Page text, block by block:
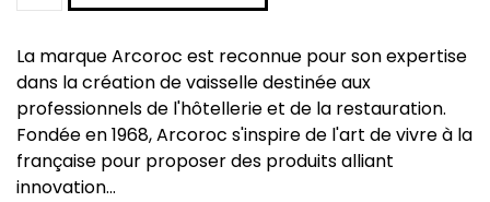
La marque Arcoroc est reconnue pour son expertise
dans la création de vaisselle destinée aux
professionnels de l'hôtellerie et de la restauration.
Fondée en 1968, Arcoroc s'inspire de l'art de vivre à la
française pour proposer des produits alliant
innovation...